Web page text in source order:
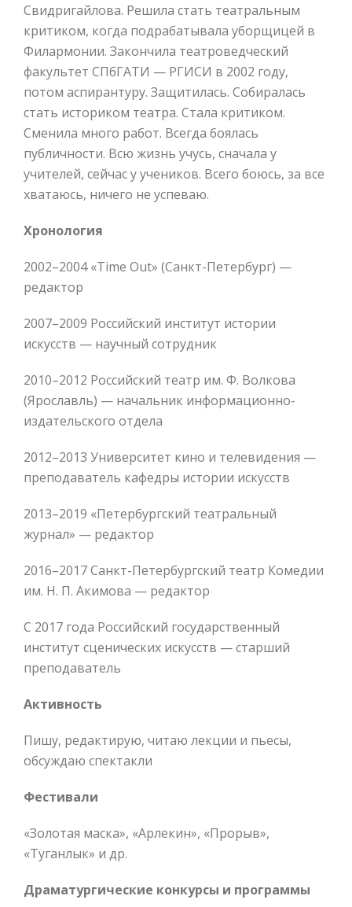
Свидригайлова. Решила стать театральным
критиком, когда подрабатывала уборщицей в
Филармонии. Закончила театроведческий
факультет СПбГАТИ — РГИСИ в 2002 году,
потом аспирантуру. Защитилась. Собиралась
стать историком театра. Стала критиком.
Сменила много работ. Всегда боялась
публичности. Всю жизнь учусь, сначала у
учителей, сейчас у учеников. Всего боюсь, за все
хватаюсь, ничего не успеваю.
Хронология
2002–2004 «Time Out» (Cанкт-Петербург) —
редактор
2007–2009 Российский институт истории
искусств — научный сотрудник
2010–2012 Российский театр им. Ф. Волкова
(Ярославль) — начальник информационно-
издательского отдела
2012–2013 Университет кино и телевидения —
преподаватель кафедры истории искусств
2013–2019 «Петербургский театральный
журнал» — редактор
2016–2017 Санкт-Петербургский театр Комедии
им. Н. П. Акимова — редактор
С 2017 года Российский государственный
институт сценических искусств — старший
преподаватель
Активность
Пишу, редактирую, читаю лекции и пьесы,
обсуждаю спектакли
Фестивали
«Золотая маска», «Арлекин», «Прорыв»,
«Туганлык» и др.
Драматургические конкурсы и программы